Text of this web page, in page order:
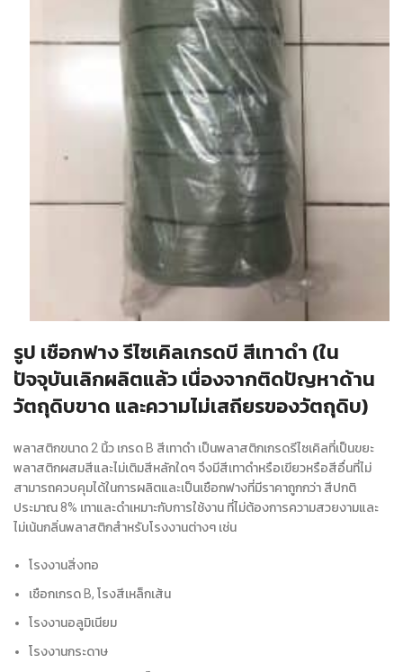
รูป เชือกฟาง รีไซเคิลเกรดบี สีเทาดำ (ใน
ปัจจุบันเลิกผลิตแล้ว เนื่องจากติดปัญหาด้าน
วัตถุดิบขาด และความไม่เสถียรของวัตถุดิบ)
พลาสติกขนาด 2 นิ้ว เกรด B สีเทาดำ เป็นพลาสติกเกรดรีไซเคิลที่เป็นขยะ
พลาสติกผสมสีและไม่เติมสีหลักใดๆ จึงมีสีเทาดำหรือเขียวหรือสีอื่นที่ไม่
สามารถควบคุมได้ในการผลิตและเป็นเชือกฟางที่มีราคาถูกกว่า สีปกติ
ประมาณ 8% เทาและดำเหมาะกับการใช้งาน ที่ไม่ต้องการความสวยงามและ
ไม่เน้นกลิ่นพลาสติกสำหรับโรงงานต่างๆ เช่น
โรงงานสิ่งทอ
เชือกเกรด B, โรงสีเหล็กเส้น
โรงงานอลูมิเนียม
โรงงานกระดาษ